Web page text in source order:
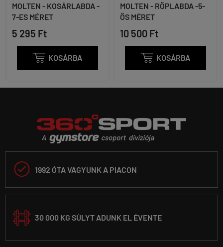
MOLTEN - KOSÁRLABDA -
7-ES MÉRET
5 295 Ft
 KOSÁRBA
MOLTEN - RÖPLABDA -5-
ÖS MÉRET
10 500 Ft
 KOSÁRBA
 1992 ÓTA VAGYUNK A PIACON
30 000 KG SÚLYT ADUNK EL ÉVENTE